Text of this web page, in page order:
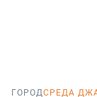
ГОРОДСРЕДА